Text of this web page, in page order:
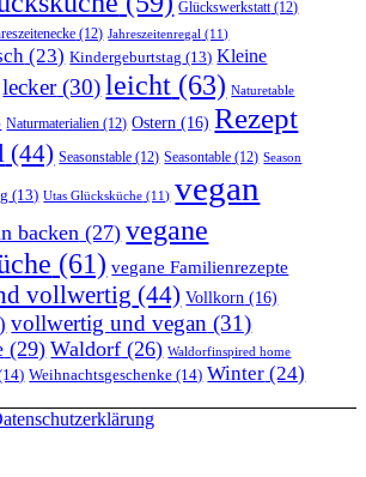
Glückswerkstatt(12)
(12) Jahreszeitenregal (11)
(23) Kindergeburtstag (13) Kleine
lecker(30) leicht (63) Naturetable
Naturmaterialien (12) Ostern (16) Rezept
(44) Seasonstable (12) Seasontable (12) Season
(13) Utas Glücksküche (11) vegan
backen (27) vegane
(61) vegane Familienrezepte
vollwertig (44) Vollkorn (16)
vollwertig und vegan (31)
(29) Waldorf (26) Waldorfinspired home
Weihnachtsgeschenke (14) Winter (24)